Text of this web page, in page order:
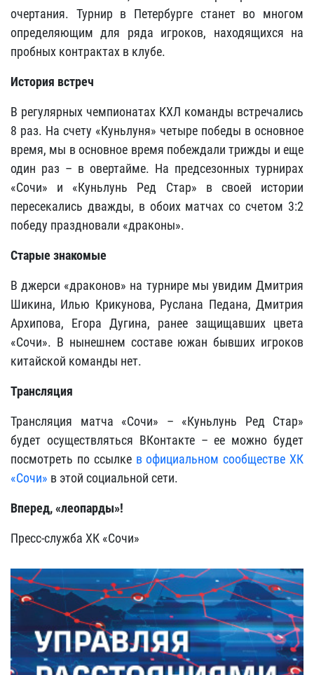
очертания. Турнир в Петербурге станет во многом
определяющим для ряда игроков, находящихся на
пробных контрактах в клубе.
История встреч
В регулярных чемпионатах КХЛ команды встречались
8 раз. На счету «Куньлуня» четыре победы в основное
время, мы в основное время побеждали трижды и еще
один раз – в овертайме. На предсезонных турнирах
«Сочи» и «Куньлунь Ред Стар» в своей истории
пересекались дважды, в обоих матчах со счетом 3:2
победу праздновали «драконы».
Старые знакомые
В джерси «драконов» на турнире мы увидим Дмитрия
Шикина, Илью Крикунова, Руслана Педана, Дмитрия
Архипова, Егора Дугина, ранее защищавших цвета
«Сочи». В нынешнем составе южан бывших игроков
китайской команды нет.
Трансляция
Трансляция матча «Сочи» – «Куньлунь Ред Стар»
будет осуществляться ВКонтакте – ее можно будет
посмотреть по ссылке в официальном сообществе ХК
«Сочи» в этой социальной сети.
Вперед, «леопарды»!
Пресс-служба ХК «Сочи»